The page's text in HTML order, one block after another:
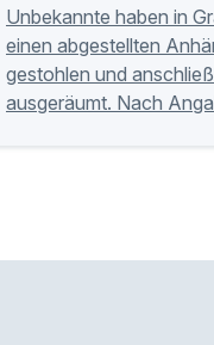
Unbekannte haben in
einen abgestellten
gestohlen und
ausgeräumt. Nach